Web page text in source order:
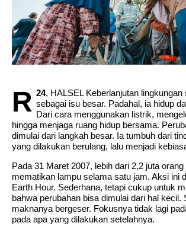
R 24, HALSEL Keberlanjutan lingkungan
sebagai isu besar. Padahal, ia hidup
Dari cara menggunakan listrik,
hingga menjaga ruang hidup bersama.
dimulai dari langkah besar. Ia tumbuh dari
yang dilakukan berulang, lalu menjadi
Pada 31 Maret 2007, lebih dari 2,2 juta
mematikan lampu selama satu jam. Aksi ini
Earth Hour. Sederhana, tetapi cukup untuk
bahwa perubahan bisa dimulai dari hal kecil.
maknanya bergeser. Fokusnya tidak lagi
pada apa yang dilakukan setelahnya.